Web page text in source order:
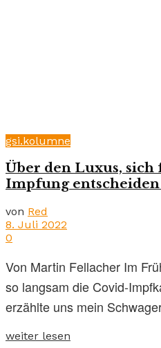
gsi.kolumne
Über den Luxus, sich
Impfung
von Red
8. Juli 2022
0
Von Martin Fellacher Im
so langsam die Covid-
erzählte uns mein
weiter lesen